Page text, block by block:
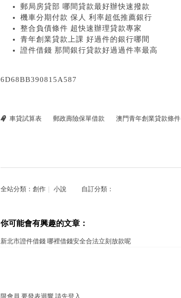
郵局房貸部 哪間貸款最好辦快速撥款
機車分期付款 保人 利率超低推薦銀行
整合負債條件 超快速辦理貸款專家
青年創業貸款上課 好過件的銀行哪間
證件借錢 那間銀行貸款好過過件率最高
6D68BB390815A587
車貸試算表 郵政壽險保單借款 澳門青年創業貸款條件
全站分類： 創作 小說 自訂分類：
你可能會有興趣的文章：
新北市證件借錢 哪裡借錢安全合法立刻放款呢
限會員,要發表迴響,請先登入